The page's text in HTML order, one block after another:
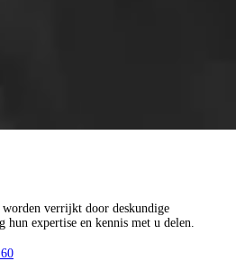
verrijkt door deskundige
hun expertise en kennis met u delen.